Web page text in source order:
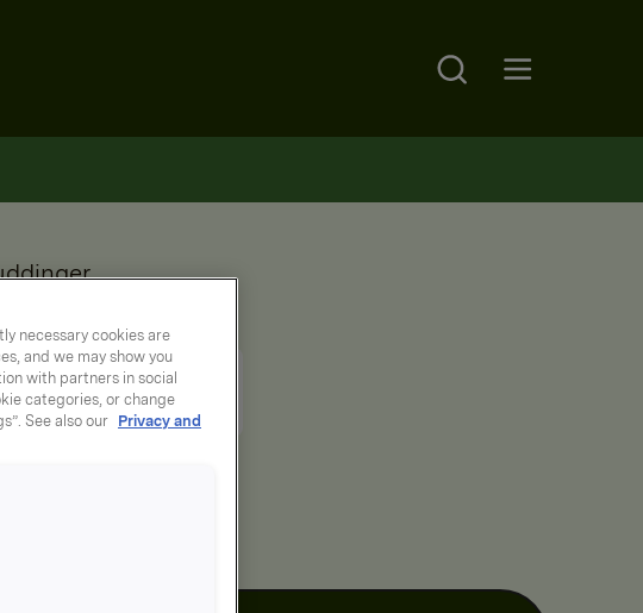
Search
necessary cookies are
and we may show you
with partners in social
categories, or change
See also our Privacy and